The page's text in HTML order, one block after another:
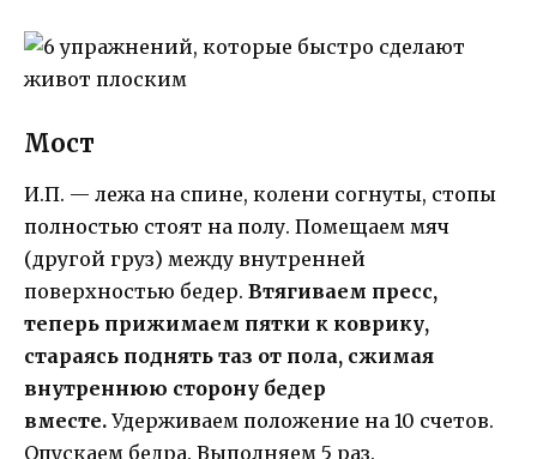
Мост
И.П. — лежа на спине, колени согнуты, стопы
полностью стоят на полу. Помещаем мяч
(другой груз) между внутренней
поверхностью бедер. Втягиваем пресс,
теперь прижимаем пятки к коврику,
стараясь поднять таз от пола, сжимая
внутреннюю сторону бедер
вместе. Удерживаем положение на 10 счетов.
Опускаем бедра. Выполняем 5 раз.